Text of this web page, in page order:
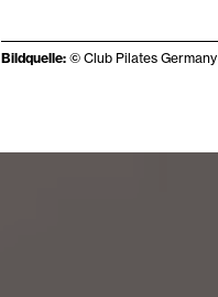
Bildquelle:© Club Pilates Germany